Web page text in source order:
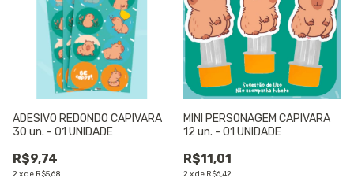
ADESIVO REDONDO CAPIVARA
30 un. - 01 UNIDADE
R$9,74
2xde R$5,68
MINI PERSONAGEM CAPIVARA
12 un. - 01 UNIDADE
R$11,01
2xde R$6,42